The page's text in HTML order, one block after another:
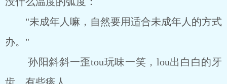
"未成年人嘛，自然要用适合未成年人的方式
办。"
孙阳斜斜一歪tou玩味一笑，lou出白白的牙